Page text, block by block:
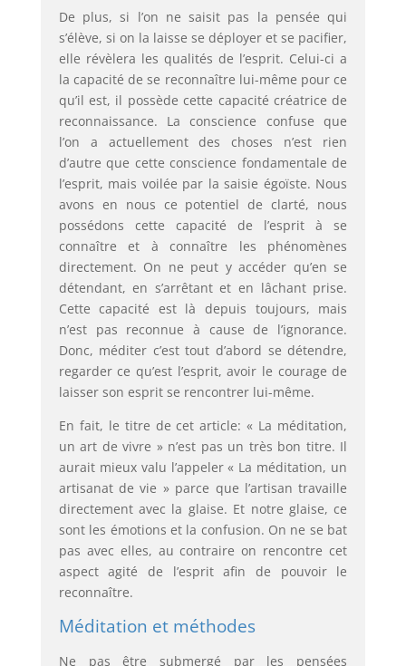
De plus, si l’on ne saisit pas la pensée qui
s’élève, si on la laisse se déployer et se pacifier,
elle révèlera les qualités de l’esprit. Celui-ci a
la capacité de se reconnaître lui-même pour ce
qu’il est, il possède cette capacité créatrice de
reconnaissance. La conscience confuse que
l’on a actuellement des choses n’est rien
d’autre que cette conscience fondamentale de
l’esprit, mais voilée par la saisie égoïste. Nous
avons en nous ce potentiel de clarté, nous
possédons cette capacité de l’esprit à se
connaître et à connaître les phénomènes
directement. On ne peut y accéder qu’en se
détendant, en s’arrêtant et en lâchant prise.
Cette capacité est là depuis toujours, mais
n’est pas reconnue à cause de l’ignorance.
Donc, méditer c’est tout d’abord se détendre,
regarder ce qu’est l’esprit, avoir le courage de
laisser son esprit se rencontrer lui-même.
En fait, le titre de cet article: « La méditation,
un art de vivre » n’est pas un très bon titre. Il
aurait mieux valu l’appeler « La méditation, un
artisanat de vie » parce que l’artisan travaille
directement avec la glaise. Et notre glaise, ce
sont les émotions et la confusion. On ne se bat
pas avec elles, au contraire on rencontre cet
aspect agité de l’esprit afin de pouvoir le
reconnaître.
Méditation et méthodes
Ne pas être submergé par les pensées